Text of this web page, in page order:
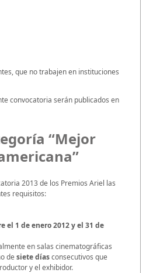
que no trabajen en instituciones
convocatoria serán publicados en
“Mejor
2013 de los Premios Ariel las
requisitos:
el 1 de enero 2012 y el 31 de
en salas cinematográficas
desiete díasconsecutivos que
y el exhibidor.